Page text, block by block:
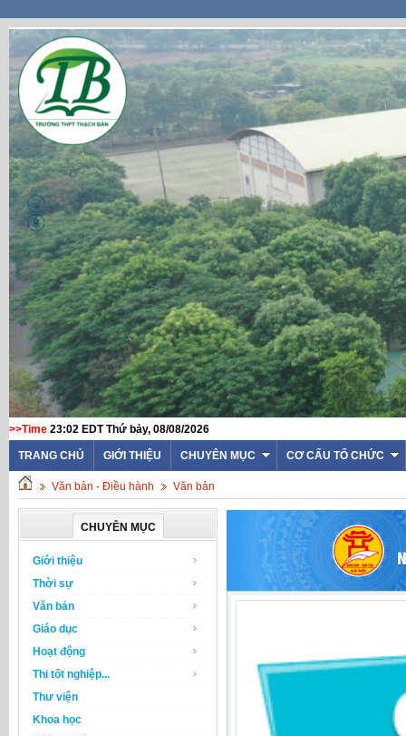
>>Time 23:02 EDT Thứ bảy, 08/08/2026
TRANG CHỦ GIỚI THIỆU CHUYÊN MỤC CƠ CẤU TỔ CHỨC
Văn bản - Điều hành Văn bản
CHUYÊN MỤC
Giới thiệu
Thời sự
Văn bản
Giáo dục
Hoạt động
Thi tốt nghiệp...
Thư viện
Khoa học